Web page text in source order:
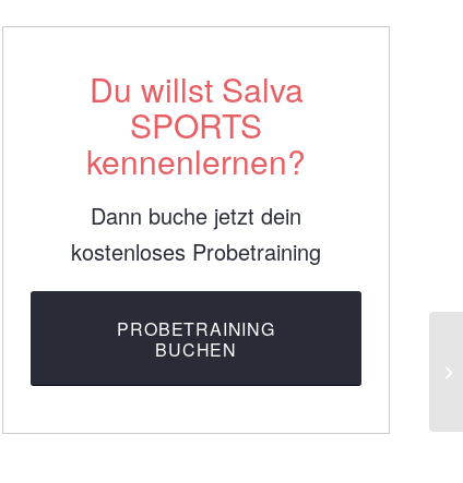
Du willst Salva
SPORTS
kennenlernen?
Dann buche jetzt dein
kostenloses Probetraining
PROBETRAINING
BUCHEN